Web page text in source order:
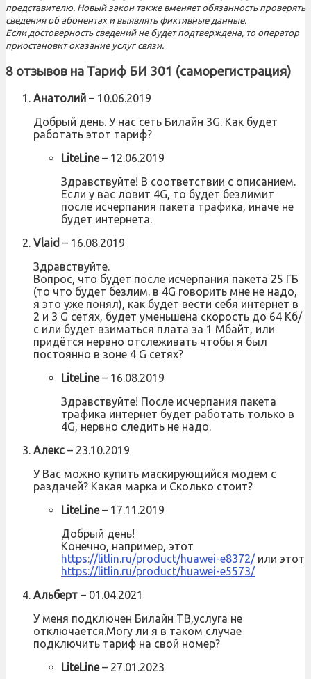
представителю. Новый закон также вменяет обязанность проверять
сведения об абонентах и выявлять фиктивные данные.
Если достоверность сведений не будет подтверждена, то оператор
приостановит оказание услуг связи.
8 отзывов на Тариф БИ 301 (саморегистрация)
Анатолий – 10.06.2019
Добрый день. У нас сеть Билайн 3G. Как будет
работать этот тариф?
LiteLine– 12.06.2019
Здравствуйте! В соответствии с описанием.
Если у вас ловит 4G, то будет безлимит
после исчерпания пакета трафика, иначе не
будет интернета.
Vlaid – 16.08.2019
Здравствуйте.
Вопрос, что будет после исчерпания пакета 25 ГБ
(то что будет безлим. в 4G говорить мне не надо,
я это уже понял), как будет вести себя интернет в
2 и 3 G сетях, будет уменьшена скорость до 64 Кб/
с или будет взиматься плата за 1 Мбайт, или
придётся нервно отслеживать чтобы я был
постоянно в зоне 4 G сетях?
LiteLine– 16.08.2019
Здравствуйте! После исчерпания пакета
трафика интернет будет работать только в
4G, нервно следить не надо.
Алекс – 23.10.2019
У Вас можно купить маскирующийся модем с
раздачей? Какая марка и Сколько стоит?
LiteLine– 17.11.2019
Добрый день!
Конечно, например, этот
https://litlin.ru/product/huawei-e8372/ или этот
https://litlin.ru/product/huawei-e5573/
Альберт – 01.04.2021
У меня подключен Билайн ТВ,услуга не
отключается.Могу ли я в таком случае
подключить тариф на свой номер?
LiteLine– 27.01.2023